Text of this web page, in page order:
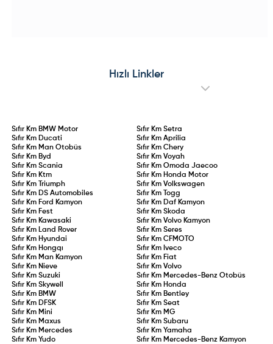
sürücülük süresi kanunlaştı. 75 ceza
puanının aşılması, 0,20 promil üzeri
arızalar ve Ford Edsel’i aratmayan
performansıyla model adeta sınıfta
Hızlı Linkler
Sıfır Km BMW Motor Sıfır Km Setra
Sıfır Km Ducati Sıfır Km Aprilia
Sıfır Km Man Otobüs Sıfır Km Chery
Sıfır Km Byd Sıfır Km Voyah
Sıfır KmScania Sıfır Km Omoda Jaecoo
Sıfır Km Ktm Sıfır Km Honda Motor
Sıfır Km
Triumph Sıfır Km Volkswagen
Sıfır Km DS Automobiles Sıfır Km
Togg
Sıfır Km Ford Kamyon Sıfır Km Daf Kamyon
Sıfır Km Fest Sıfır Km Skoda
Sıfır Km Kawasaki Sıfır Km Volvo Kamyon
Sıfır Km Land Rover Sıfır Km Seres
Sıfır Km Hyundai Sıfır Km CFMOTO
Sıfır Km Hongqı Sıfır Km Iveco
Sıfır Km Man Kamyon Sıfır Km Fiat
Sıfır Km Nieve Sıfır Km Volvo
Sıfır KmSuzuki Sıfır Km Mercedes-Benz Otobüs
Sıfır KmSkywell Sıfır Km Honda
Sıfır Km BMW Sıfır Km Bentley
Sıfır Km DFSK Sıfır Km Seat
Sıfır Km Mini Sıfır Km MG
Sıfır Km Maxus Sıfır Km Subaru
Sıfır Km Mercedes Sıfır Km Yamaha
Sıfır KmYudo Sıfır Km Mercedes-Benz Kamyon